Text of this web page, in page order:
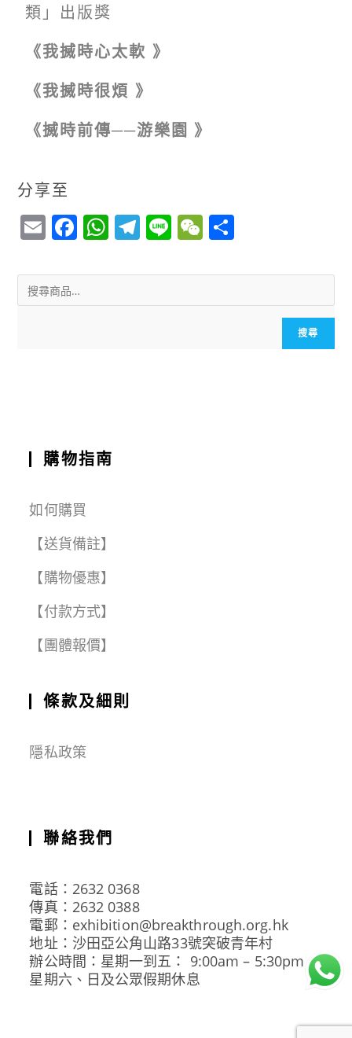
類」出版獎
《我搣時心太軟 》
《我搣時很煩 》
《搣時前傳──游樂園 》
分享至
E
ai
l
F
c
e
W
a
ts
T
e
g
Li
e
W
C
h
a
r
搜尋
購物指南
如何購買
【送貨備註】
【購物優惠】
【付款方式】
【團體報價】
條款及細則
隱私政策
聯絡我們
電話：2632 0368
傳真：2632 0388
電郵：exhibition@breakthrough.org.hk
地址：沙田亞公角山路33號突破青年村
辦公時間：星期一到五： 9:00am – 5:30pm
星期六、日及公眾假期休息